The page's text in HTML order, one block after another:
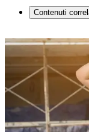
Contenuti